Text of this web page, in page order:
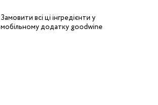
Замовити всі ці інгредієнти у
мобільному додатку goodwine